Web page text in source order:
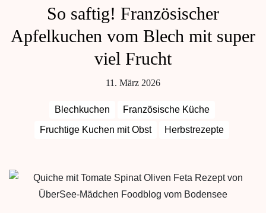
So saftig! Französischer
Apfelkuchen vom Blech mit super
viel Frucht
11. März 2026
Blechkuchen
Französische Küche
Fruchtige Kuchen mit Obst
Herbstrezepte